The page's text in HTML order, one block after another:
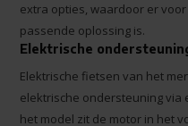
extra opties, waardoor er
passende oplossing is.
Elektrische
Elektrische fietsen van het
elektrische ondersteuning via
het model zit de motor in het